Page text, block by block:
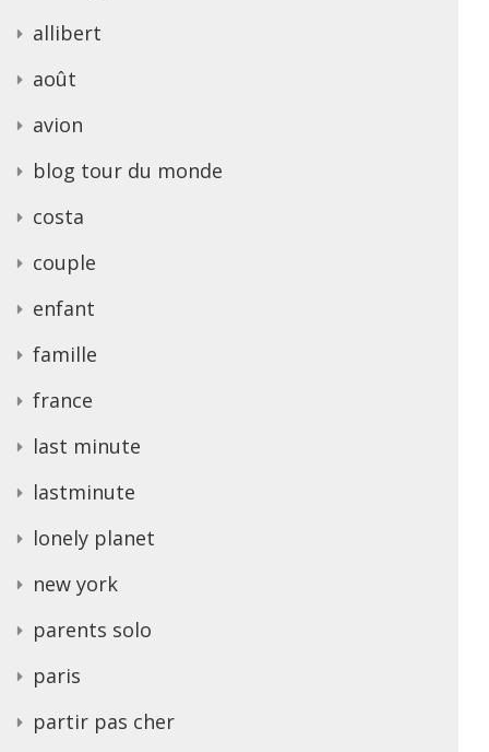
allibert
août
avion
blog tour du monde
costa
couple
enfant
famille
france
last minute
lastminute
lonely planet
new york
parents solo
paris
partir pas cher